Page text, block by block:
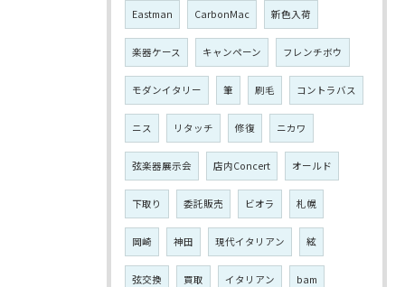
Eastman CarbonMac 新色入荷
楽器ケース キャンペーン フレンチボウ
モダンイタリー 筆 刷毛 コントラバス
ニス リタッチ 修復 ニカワ
弦楽器展示会 店内Concert オールド
下取り 委託販売 ビオラ 札幌
岡崎 神田 現代イタリアン 絃
弦交換 買取 イタリアン bam